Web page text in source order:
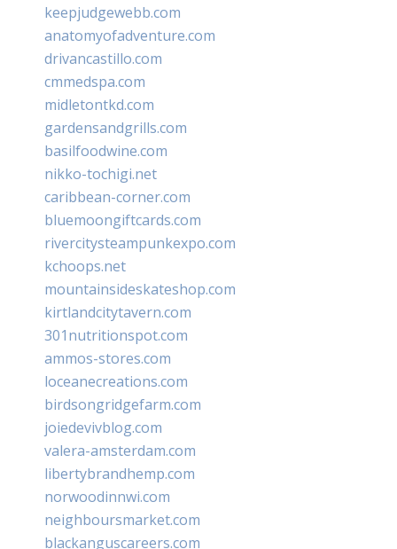
keepjudgewebb.com
anatomyofadventure.com
drivancastillo.com
cmmedspa.com
midletontkd.com
gardensandgrills.com
basilfoodwine.com
nikko-tochigi.net
caribbean-corner.com
bluemoongiftcards.com
rivercitysteampunkexpo.com
kchoops.net
mountainsideskateshop.com
kirtlandcitytavern.com
301nutritionspot.com
ammos-stores.com
loceanecreations.com
birdsongridgefarm.com
joiedevivblog.com
valera-amsterdam.com
libertybrandhemp.com
norwoodinnwi.com
neighboursmarket.com
blackanguscareers.com